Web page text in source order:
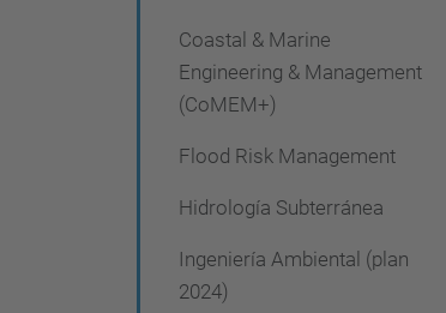
Coastal & Marine
Engineering & Management
(CoMEM+)
Flood Risk Management
Hidrología Subterránea
Ingeniería Ambiental (plan
2024)